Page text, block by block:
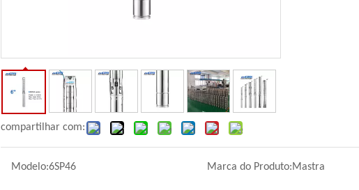
compartilhar com:
Modelo:6SP46 Marca do Produto:Mastra